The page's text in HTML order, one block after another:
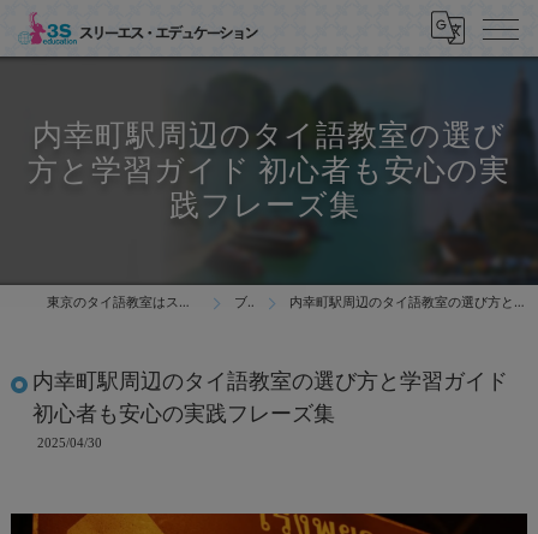
内幸町駅周辺のタイ語教室の選び
方と学習ガイド 初心者も安心の実
践フレーズ集
東京のタイ語教室はスリーエス・エデュケーション ブログ 内幸町駅周辺のタイ語教室の選び方と学習ガイド 初心者も安心の実践フレーズ集
内幸町駅周辺のタイ語教室の選び方と学習ガイド
初心者も安心の実践フレーズ集
2025/04/30